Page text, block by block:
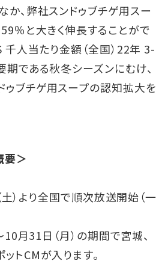
か、弊社スンドゥブチゲ用スー
％と大きく伸長することがで
千人当たり金額（全国）22年 3-
期である秋冬シーズンにむけ、
ゥブチゲ用スープの認知拡大を
要＞
）より全国で順次放送開始（一
月31日（月）の期間で宮城、
トCMが入ります。